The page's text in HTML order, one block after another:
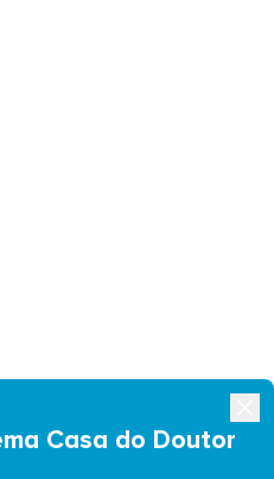
Casa do Doutor